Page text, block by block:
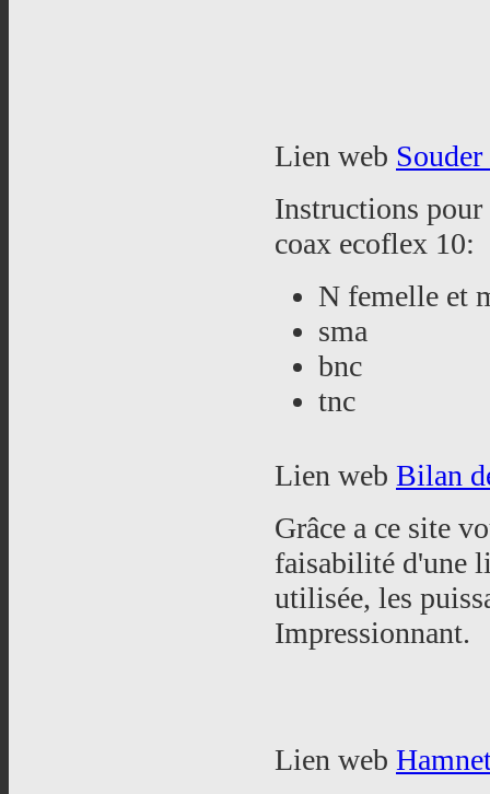
Lien web
Instructions pour
coax ecoflex 10:
N femelle et
sma
bnc
tnc
Lien web Bilan
Grâce a ce site
faisabilité d'une
utilisée, les
Impressionnant.
Lien web